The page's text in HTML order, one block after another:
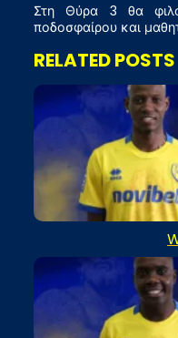
Στη Θύρα 3 θα
ποδοσφαίρου και
RELATED POSTS